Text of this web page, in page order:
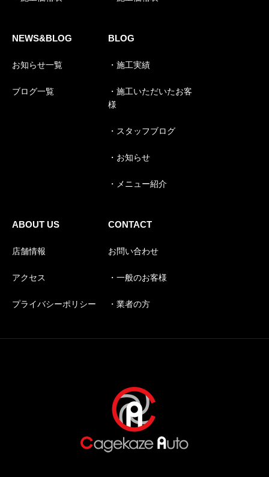
NEWS&BLOG
お知らせ一覧
ブログ一覧
BLOG
・施工実績
・施工いただいたお客
様
・スタッフブログ
・お知らせ
・メニュー紹介
ABOUT US
店舗情報
アクセス
プライバシーポリシー
CONTACT
お問い合わせ
・一般のお客様
・業者の方